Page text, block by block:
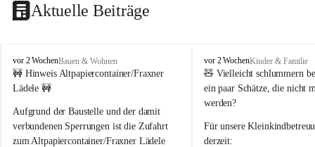
Aktuelle Beiträge
F
r
a
e
r
n
vor 2 WochenBauen & Wohnen
🚧 Hinweis Altpapiercontainer/Fraxner
Lädele 🚧
Aufgrund der Baustelle und der damit
verbundenen Sperrungen ist die Zufahrt
zum Altpapiercontainer/Fraxner Lädele
F
r
a
x
r
n
vor 2 WochenKinder & Familie
🧸 Vielleicht schlummern
ein paar Schätze, die nicht
werden?
Für unsere
derzeit: